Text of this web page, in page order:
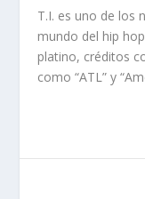
T.I. es uno de los
mundo del hip
platino, créditos
como “ATL” y